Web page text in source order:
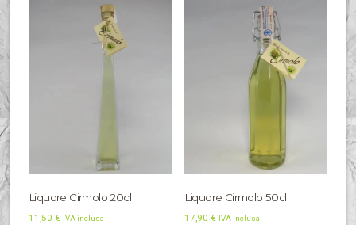
Liquore Cirmolo 20cl
11,50 € IVA inclusa
Liquore Cirmolo 50cl
17,90 € IVA inclusa